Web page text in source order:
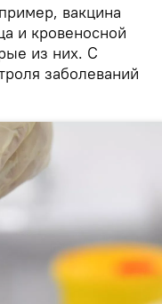
вакцина
и кровеносной
из них. С
заболеваний